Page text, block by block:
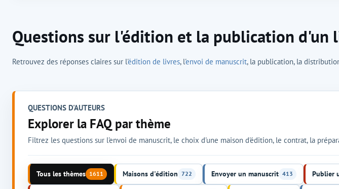
Questions sur l'édition et la publication d'un
Retrouvez des réponses claires sur l'édition de livres, l'envoi de manuscrit, la publication, la
QUESTIONS D'AUTEURS
Explorer la FAQ par thème
Filtrez les questions sur l'envoi de manuscrit, le choix d'une maison d'édition, le contrat, la
Tous les thèmes 1611 Maisons d'édition 722 Envoyer un manuscrit 413 Publier